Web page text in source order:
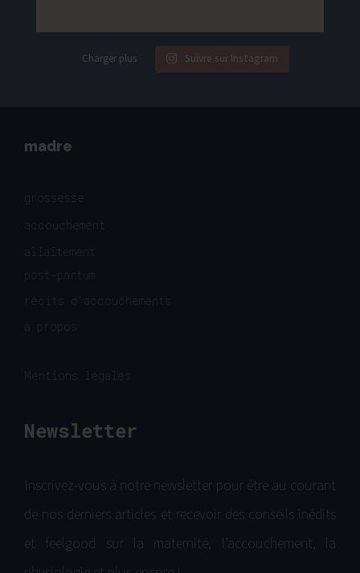
Charger plus Suivre sur Instagram
madre
grossesse
accouchement
allaitement
post-partum
récits d'accouchements
à propos
Mentions légales
Newsletter
Inscrivez-vous à notre newsletter pour être au courant
de nos derniers articles et recevoir des conseils inédits
et feelgood sur la maternité, l’accouchement, la